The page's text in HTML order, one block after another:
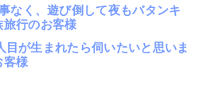
なく、遊び倒して夜もバタンキ
旅行のお客様
目が生まれたら伺いたいと思いま
客様